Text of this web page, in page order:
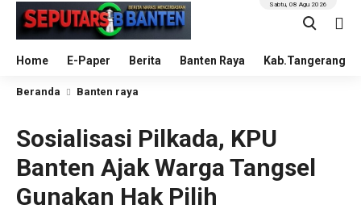
Home E-Paper Berita Banten Raya Kab.Tangerang
Sabtu, 08 Agu 2026
Beranda Banten raya
Sosialisasi Pilkada, KPU
Banten Ajak Warga Tangsel
Gunakan Hak Pilih